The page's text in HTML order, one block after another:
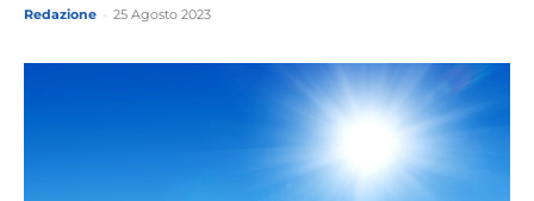
Redazione 25 Agosto 2023